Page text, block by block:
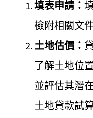
填表申請：
檢附相關文
土地估價：
了解土地位
並評估其潛
土地貸款試